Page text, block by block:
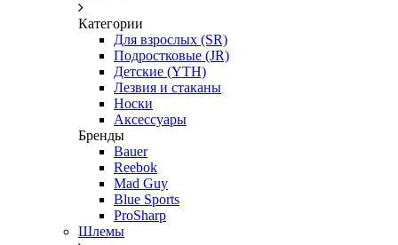
Категории
Для взрослых (SR)
Подростковые (JR)
Детские (YTH)
Лезвия и стаканы
Носки
Аксессуары
Бренды
Bauer
Reebok
Mad Guy
Blue Sports
ProSharp
Шлемы